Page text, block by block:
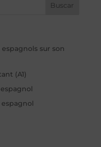
Buscar
sur son
(A1)